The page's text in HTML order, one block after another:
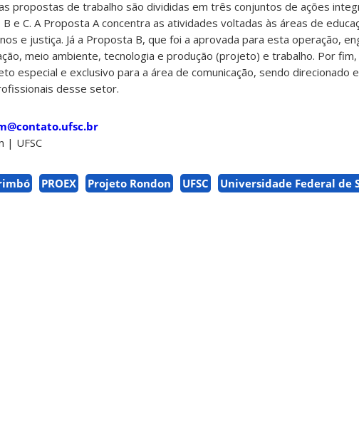
propostas de trabalho são divididas em três conjuntos de ações
e C. A Proposta A concentra as atividades voltadas às áreas de
e justiça. Já a Proposta B, que foi a aprovada para esta operação,
meio ambiente, tecnologia e produção (projeto) e trabalho. Por
especial e exclusivo para a área de comunicação, sendo direcionado
desse setor.
| UFSC
PROEX Projeto Rondon UFSC Universidade Federal de